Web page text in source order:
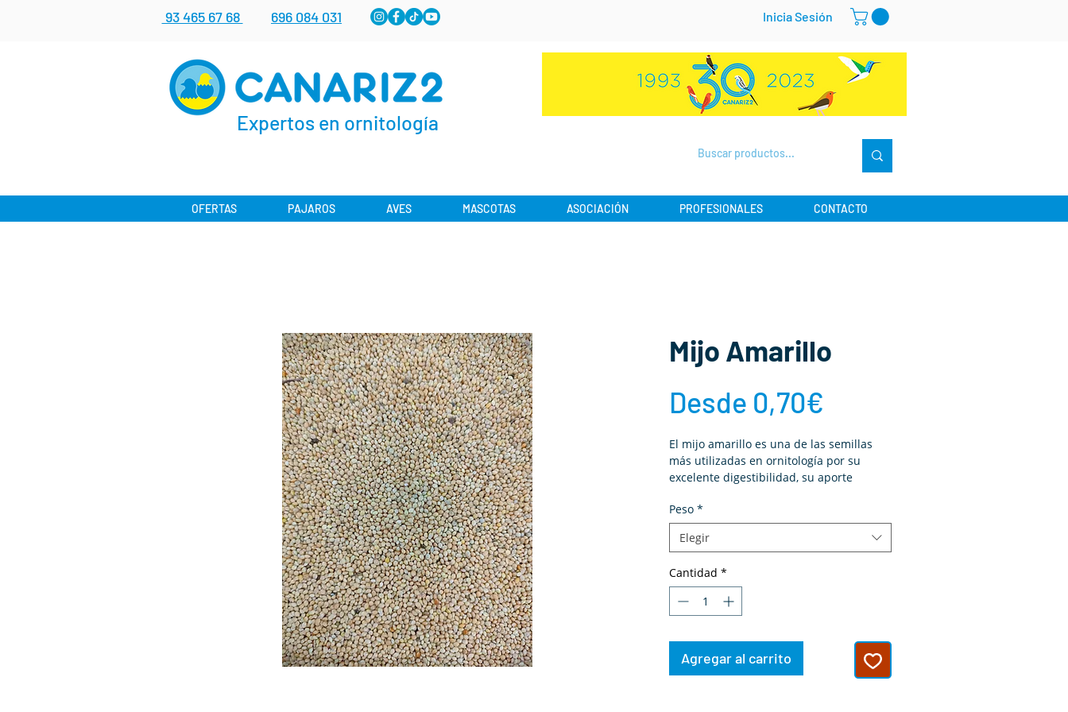
93 465 67 68 696 084 031 Inicia Sesión
Expertos en ornitología
OFERTAS PAJAROS AVES MASCOTAS ASOCIACIÓN PROFESIONALES CONTACTO
Mijo Amarillo
Desde 0,70€
de
oferta
El mijo amarillo es una de las semillas
más utilizadas en ornitología por su
excelente digestibilidad, su aporte
aceptación por parte de canarios,
silvestres, exóticos y psitácidas. Un
básico imprescindible en cualquier
Peso *
Elegir
Cantidad *
Agregar al carrito